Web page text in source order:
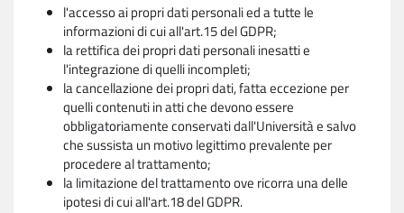
l'accesso ai propri dati personali ed a tutte le
informazioni di cui all'art.15 del GDPR;
la rettifica dei propri dati personali inesatti e
l'integrazione di quelli incompleti;
la cancellazione dei propri dati, fatta eccezione per
quelli contenuti in atti che devono essere
obbligatoriamente conservati dall'Università e salvo
che sussista un motivo legittimo prevalente per
procedere al trattamento;
la limitazione del trattamento ove ricorra una delle
ipotesi di cui all'art.18 del GDPR.